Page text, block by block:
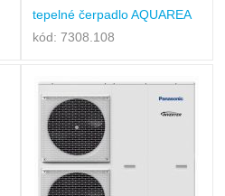
tepelné čerpadlo AQUAREA
kód: 7308.108